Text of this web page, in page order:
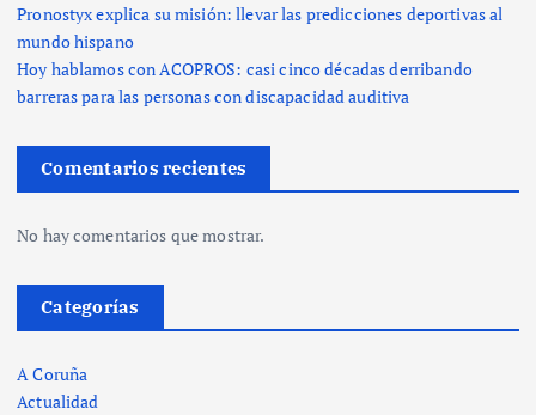
Pronostyx explica su misión: llevar las predicciones deportivas al
mundo hispano
Hoy hablamos con ACOPROS: casi cinco décadas derribando
barreras para las personas con discapacidad auditiva
Comentarios recientes
No hay comentarios que mostrar.
Categorías
A Coruña
Actualidad